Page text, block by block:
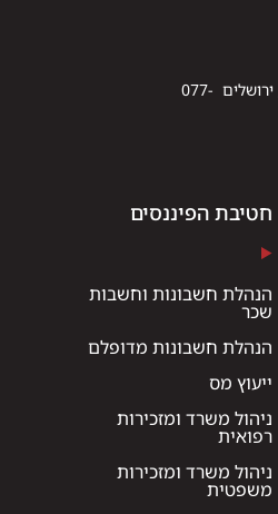
נחום חפצדי 15, ירושלים 077-
חטיבת הפיננסים
הנהלת חשבונות וחשבות
שכר
הנהלת חשבונות מדופלם
ייעוץ מס
ניהול משרד ומזכירות
רפואית
ניהול משרד ומזכירות
משפטית